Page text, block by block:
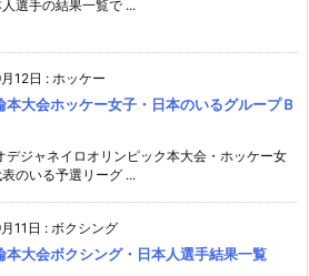
選手の結果一覧で ...
12日 : ホッケー
本大会ホッケー女子・日本のいるグループＢ
デジャネイロオリンピック本大会・ホッケー女
のいる予選リーグ ...
11日 : ボクシング
本大会ボクシング・日本人選手結果一覧